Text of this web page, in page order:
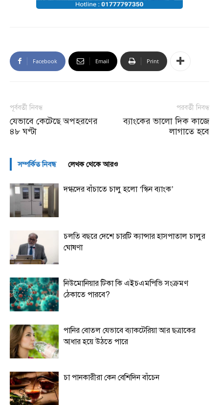
Facebook Email Print
পূর্ববর্তী নিবন্ধ
যেভাবে কেটেছে অপহরণের
৪৮ ঘণ্টা
পরবর্তী নিবন্ধ
ব্যাংকের ভালো দিক কাজে
লাগাতে হবে
সম্পর্কিত নিবন্ধ লেখক থেকে আরও
দগ্ধদের বাঁচাতে চালু হলো ‘স্কিন ব্যাংক’
চলতি বছরে দেশে চারটি ক্যান্সার হাসপাতাল চালুর
ঘোষণা
নিউমোনিয়ার টিকা কি এইচএমপিভি সংক্রমণ
ঠেকাতে পারবে?
পানির বোতল যেভাবে ব্যাকটেরিয়া আর ছত্রাকের
আধার হয়ে উঠতে পারে
চা পানকারীরা কেন বেশিদিন বাঁচেন